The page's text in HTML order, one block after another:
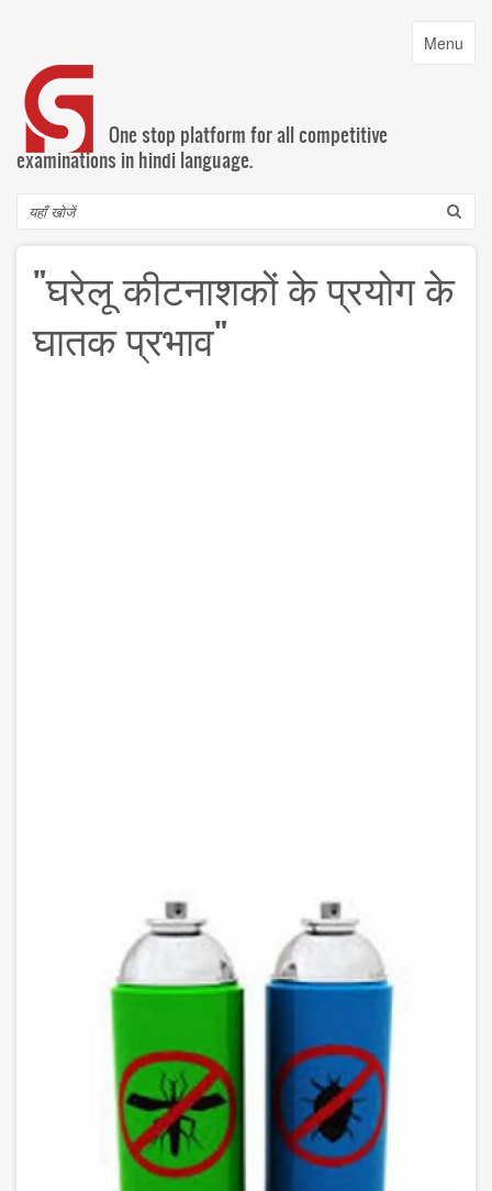
content
Toggle
Menu
One stop platform for all competitive
examinations in hindi language.
Search
"घरेलू कीटनाशकों के प्रयोग के
घातक प्रभाव"